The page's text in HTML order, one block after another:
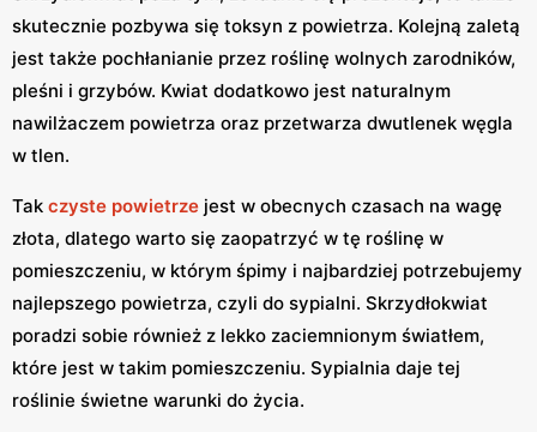
skutecznie pozbywa się toksyn z powietrza. Kolejną zaletą
jest także pochłanianie przez roślinę wolnych zarodników,
pleśni i grzybów. Kwiat dodatkowo jest naturalnym
nawilżaczem powietrza oraz przetwarza dwutlenek węgla
w tlen.
Tak czyste powietrze jest w obecnych czasach na wagę
złota, dlatego warto się zaopatrzyć w tę roślinę w
pomieszczeniu, w którym śpimy i najbardziej potrzebujemy
najlepszego powietrza, czyli do sypialni. Skrzydłokwiat
poradzi sobie również z lekko zaciemnionym światłem,
które jest w takim pomieszczeniu. Sypialnia daje tej
roślinie świetne warunki do życia.